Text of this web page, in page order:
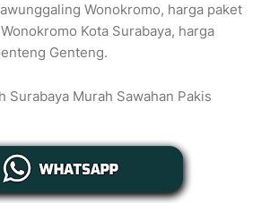
Wonokromo, harga paket
Kota Surabaya, harga
Genteng.